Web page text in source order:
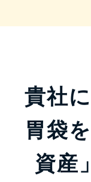
貴社
胃袋
資産